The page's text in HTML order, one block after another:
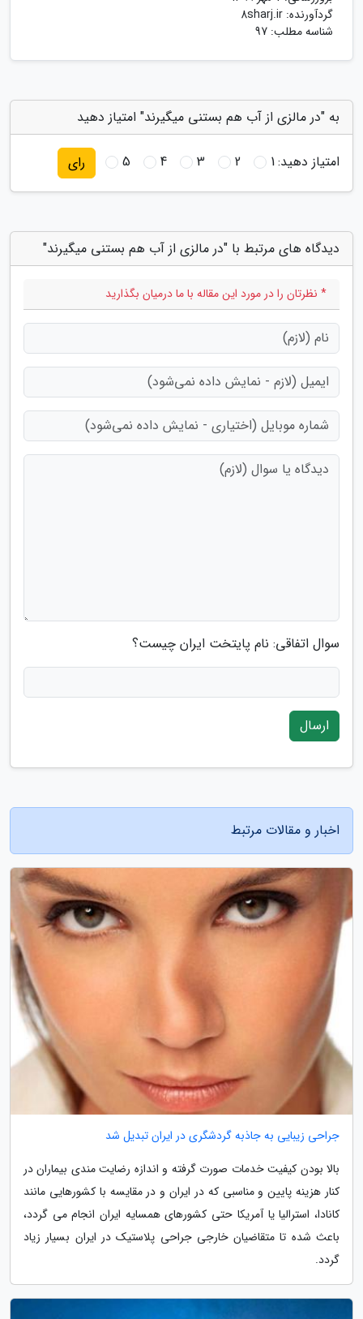
گردآورنده: 8sharj.ir
شناسه مطلب: 97
به "در مالزی از آب هم بستنی میگیرند" امتیاز دهید
امتیاز دهید:1
2
3
4
5 رای
دیدگاه های مرتبط با "در مالزی از آب هم بستنی میگیرند"
* نظرتان را در مورد این مقاله با ما درمیان بگذارید
سوال اتفاقی: نام پایتخت ایران چیست؟
ارسال
اخبار و مقالات مرتبط
جراحی زیبایی به جاذبه گردشگری در ایران تبدیل شد
بالا بودن کیفیت خدمات صورت گرفته و اندازه رضایت مندی بیماران در
کنار هزینه پایین و مناسبی که در ایران و در مقایسه با کشورهایی مانند
کانادا، استرالیا یا آمریکا حتی کشورهای همسایه ایران انجام می گردد،
باعث شده تا متقاضیان خارجی جراحی پلاستیک در ایران بسیار زیاد
گردد.